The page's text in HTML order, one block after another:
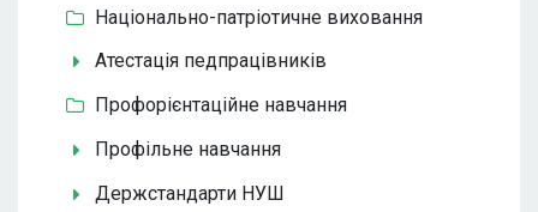
Національно-патріотичне виховання
Атестація педпрацівників
Профорієнтаційне навчання
Профільне навчання
Держстандарти НУШ